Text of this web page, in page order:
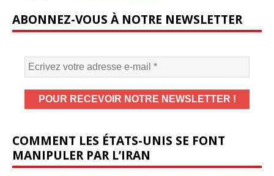
ABONNEZ-VOUS À NOTRE NEWSLETTER
COMMENT LES ÉTATS-UNIS SE FONT
MANIPULER PAR L’IRAN